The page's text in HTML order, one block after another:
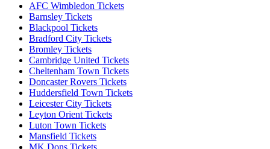
AFC Wimbledon Tickets
Barnsley Tickets
Blackpool Tickets
Bradford City Tickets
Bromley Tickets
Cambridge United Tickets
Cheltenham Town Tickets
Doncaster Rovers Tickets
Huddersfield Town Tickets
Leicester City Tickets
Leyton Orient Tickets
Luton Town Tickets
Mansfield Tickets